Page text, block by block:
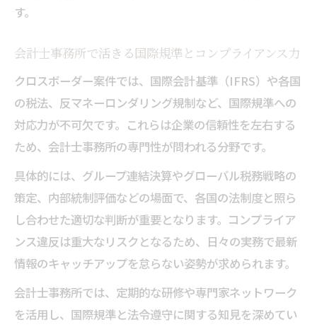
す。
会計士事務所で活きる国際規準とコンプライアンス力
クロスボーダー案件では、国際会計基準（IFRS）や各国
の税法、反マネーロンダリング規制など、国際規準への
対応力が不可欠です。これらは企業の信頼性を左右する
ため、会計士事務所の専門性が問われる分野です。
具体的には、グループ連結決算やグローバル税務戦略の
策定、内部統制評価などの場面で、各国の法制度と照ら
し合わせた適切な判断が重要となります。コンプライア
ンス違反は重大なリスクとなるため、日々の実務で最新
情報のキャッチアップを怠らない姿勢が求められます。
会計士事務所では、定期的な研修や専門家ネットワーク
を活用し、国際規準と法令遵守に関する知見を深めてい